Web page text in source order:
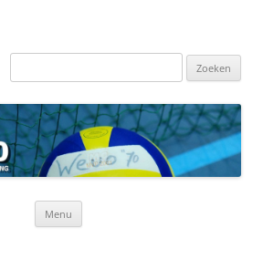
Zoeken
Menu